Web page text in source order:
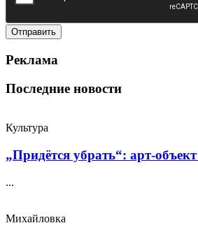
Реклама
Последние новости
Культура
„Придётся убрать“:
...
Михайловка